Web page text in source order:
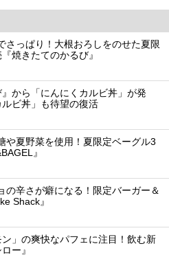
さっぱり！大根おろしをのせた夏限
焼きたてのかるび』
』から「にんにくカルビ丼」が発
ビ丼」も待望の復活
や夏野菜を使用！夏限定ベーグル3
』
の辛さが癖になる！限定バーガー＆
Shack』
」の爽快なパフェに注目！飲む新
ー』